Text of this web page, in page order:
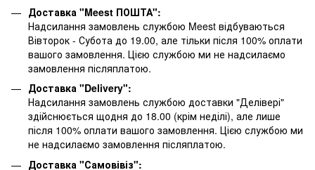
Доставка "Meest ПОШТА":
Надсилання замовлень службою Meest відбуваються
Вівторок - Субота до 19.00, але тільки після 100% оплати
вашого замовлення. Цією службою ми не надсилаємо
замовлення післяплатою.
Доставка "Delivery":
Надсилання замовлень службою доставки "Делівері"
здійснюється щодня до 18.00 (крім неділі), але лише
після 100% оплати вашого замовлення. Цією службою ми
не надсилаємо замовлення післяплатою.
Доставка "Самовівіз":